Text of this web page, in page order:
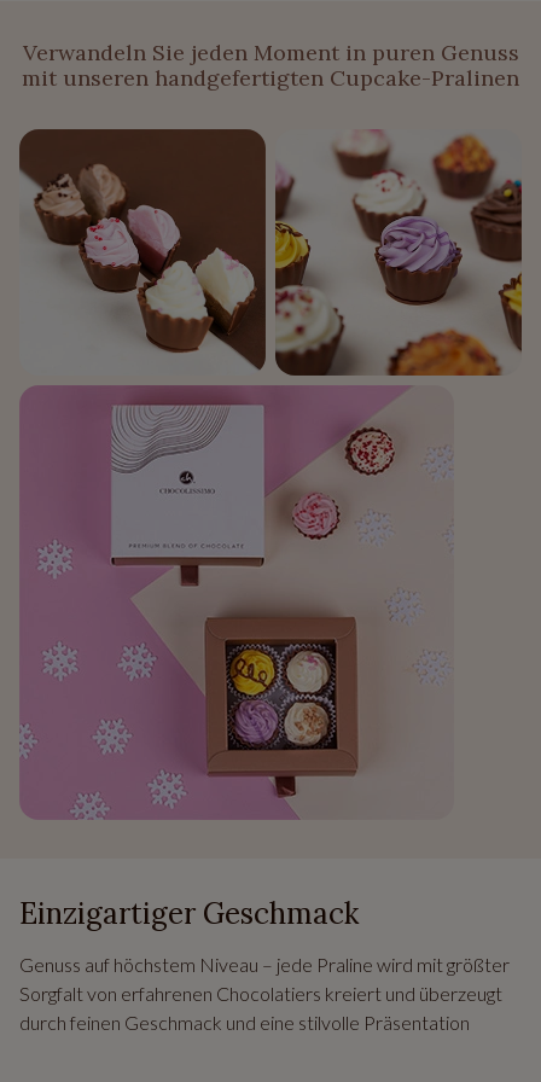
Verwandeln Sie jeden Moment in puren Genuss
mit unseren handgefertigten Cupcake-Pralinen
Einzigartiger Geschmack
Genuss auf höchstem Niveau – jede Praline wird mit größter
Sorgfalt von erfahrenen Chocolatiers kreiert und überzeugt
durch feinen Geschmack und eine stilvolle Präsentation